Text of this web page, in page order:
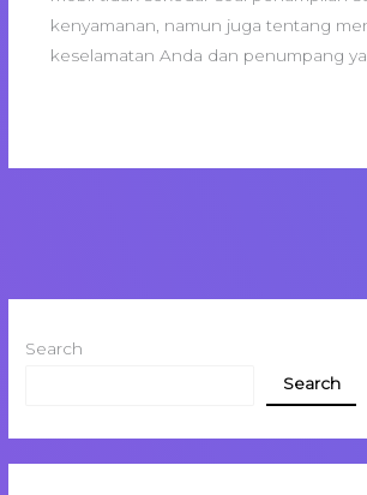
kenyamanan, namun juga tentang
keselamatan Anda dan penumpang
Search
Search